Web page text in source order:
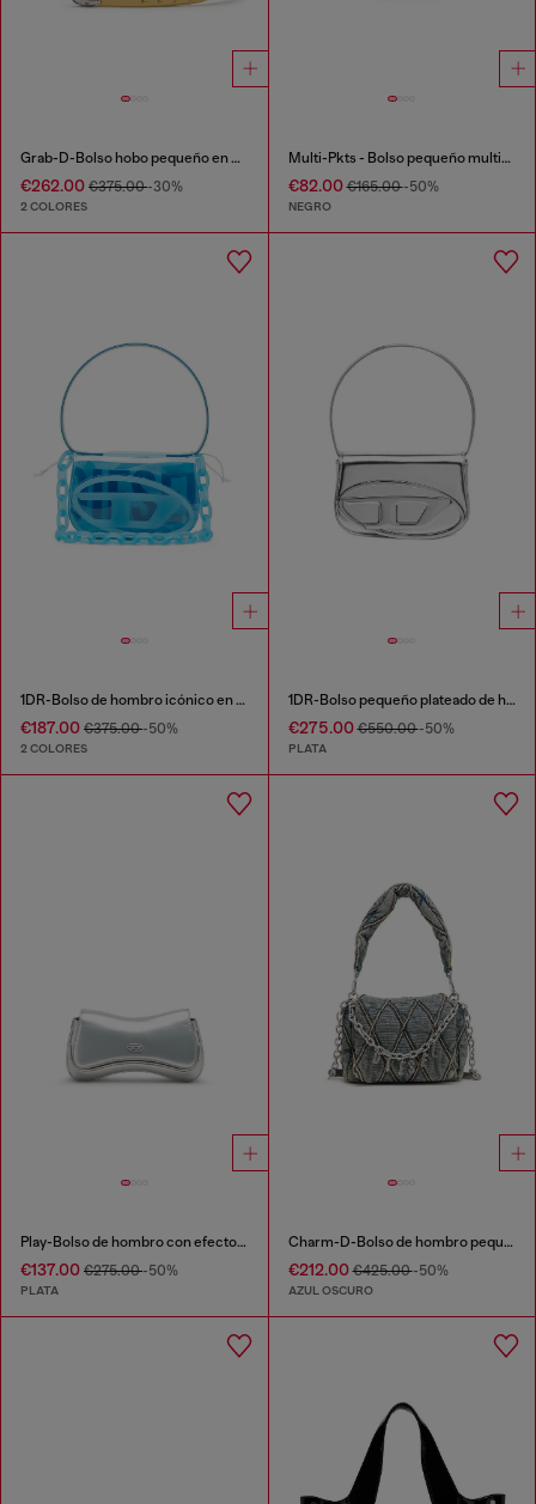
Grab-D-Bolso hobo pequeño en denim satinado arrugado
€262.00 €375.00-30%
2 COLORES
Multi-Pkts - Bolso pequeño multipocket en tejido recubierto utility
€82.00€165.00-50%
NEGRO
1DR-Bolso de hombro icónico en TPU transparente
€187.00 €375.00-50%
2 COLORES
1DR-Bolso pequeño plateado de hombro de cuero
€275.00€550.00-50%
PLATA
Play-Bolso de hombro con efecto metalizado
€137.00 €275.00-50%
PLATA
Charm-D-Bolso de hombro pequeño de denim acolchado
€212.00€425.00-50%
AZUL OSCURO